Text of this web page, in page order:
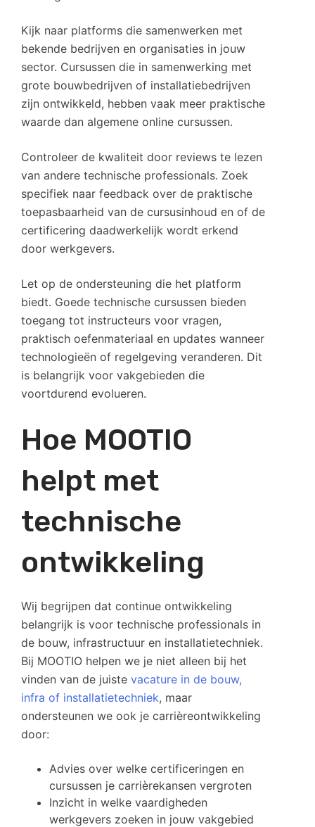
Kijk naar platforms die samenwerken met
bekende bedrijven en organisaties in jouw
sector. Cursussen die in samenwerking met
grote bouwbedrijven of installatiebedrijven
zijn ontwikkeld, hebben vaak meer praktische
waarde dan algemene online cursussen.
Controleer de kwaliteit door reviews te lezen
van andere technische professionals. Zoek
specifiek naar feedback over de praktische
toepasbaarheid van de cursusinhoud en of de
certificering daadwerkelijk wordt erkend
door werkgevers.
Let op de ondersteuning die het platform
biedt. Goede technische cursussen bieden
toegang tot instructeurs voor vragen,
praktisch oefenmateriaal en updates wanneer
technologieën of regelgeving veranderen. Dit
is belangrijk voor vakgebieden die
voortdurend evolueren.
Hoe MOOTIO
helpt met
technische
ontwikkeling
Wij begrijpen dat continue ontwikkeling
belangrijk is voor technische professionals in
de bouw, infrastructuur en installatietechniek.
Bij MOOTIO helpen we je niet alleen bij het
vinden van de juiste vacature in de bouw,
infra of installatietechniek, maar
ondersteunen we ook je carrièreontwikkeling
door:
Advies over welke certificeringen en
cursussen je carrièrekansen vergroten
Inzicht in welke vaardigheden
werkgevers zoeken in jouw vakgebied